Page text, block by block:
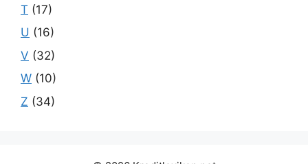
T (17)
U (16)
V (32)
W (10)
Z (34)